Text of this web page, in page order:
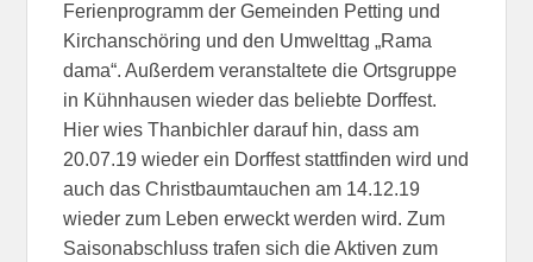
Ferienprogramm der Gemeinden Petting und
Kirchanschöring und den Umwelttag „Rama
dama“. Außerdem veranstaltete die Ortsgruppe
in Kühnhausen wieder das beliebte Dorffest.
Hier wies Thanbichler darauf hin, dass am
20.07.19 wieder ein Dorffest stattfinden wird und
auch das Christbaumtauchen am 14.12.19
wieder zum Leben erweckt werden wird. Zum
Saisonabschluss trafen sich die Aktiven zum